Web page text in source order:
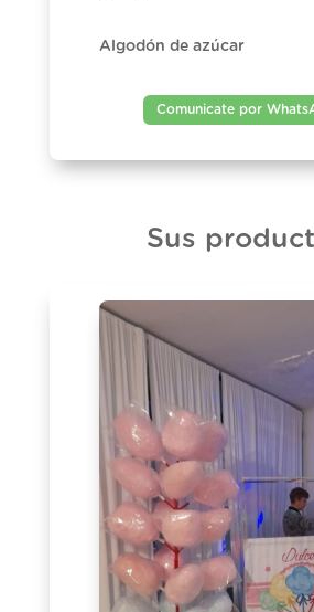
Algodón de azúcar
Comunicate por
Sus